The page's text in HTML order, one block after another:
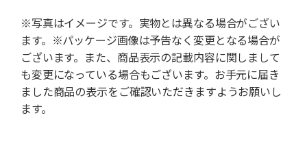
※写真はイメージです。実物とは異なる場合がござい
ます。※パッケージ画像は予告なく変更となる場合が
ございます。また、商品表示の記載内容に関しまして
も変更になっている場合もございます。お手元に届き
ました商品の表示をご確認いただきますようお願いし
ます。